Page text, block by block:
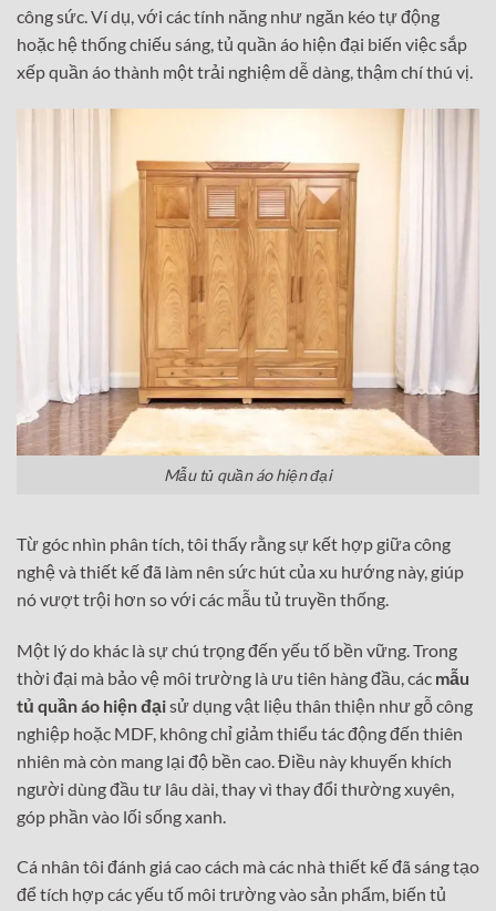
công sức. Ví dụ, với các tính năng như ngăn kéo tự động
hoặc hệ thống chiếu sáng, tủ quần áo hiện đại biến việc sắp
xếp quần áo thành một trải nghiệm dễ dàng, thậm chí thú vị.
Mẫu tủ quần áo hiện đại
Từ góc nhìn phân tích, tôi thấy rằng sự kết hợp giữa công
nghệ và thiết kế đã làm nên sức hút của xu hướng này, giúp
nó vượt trội hơn so với các mẫu tủ truyền thống.
Một lý do khác là sự chú trọng đến yếu tố bền vững. Trong
thời đại mà bảo vệ môi trường là ưu tiên hàng đầu, các mẫu
tủ quần áo hiện đạisử dụng vật liệu thân thiện như gỗ công
nghiệp hoặc MDF, không chỉ giảm thiểu tác động đến thiên
nhiên mà còn mang lại độ bền cao. Điều này khuyến khích
người dùng đầu tư lâu dài, thay vì thay đổi thường xuyên,
góp phần vào lối sống xanh.
Cá nhân tôi đánh giá cao cách mà các nhà thiết kế đã sáng tạo
để tích hợp các yếu tố môi trường vào sản phẩm, biến tủ